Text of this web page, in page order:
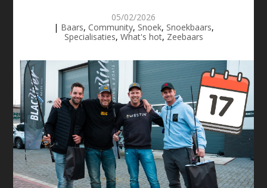
05/02/2026
| Baars, Community, Snoek, Snoekbaars,
Specialisaties, What's hot, Zeebaars